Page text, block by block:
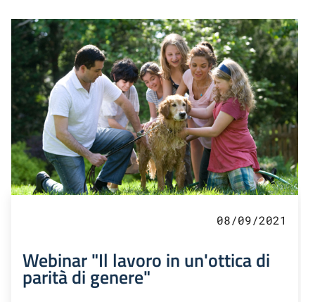
08/09/2021
Webinar "Il lavoro in un'ottica di
parità di genere"